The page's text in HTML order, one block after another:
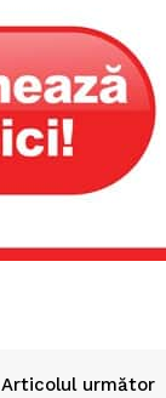
Articolul următor